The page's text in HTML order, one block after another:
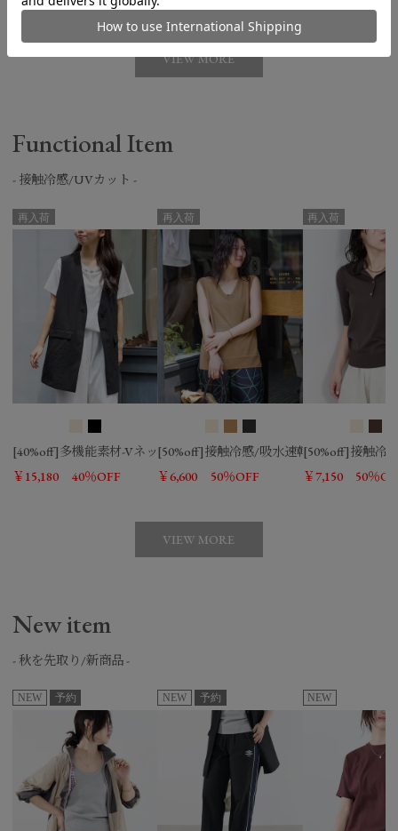
VIEW MORE
Functional Item
- 接触冷感/UVカット -
再入荷
[40%off]多機能素材-Vネックロングジレ
￥15,180
40％OFF
再入荷
[50%off]接触冷感/吸水速乾-シアーVネッ
￥6,600
50％OFF
再入荷
[50%off]接触冷
￥7,150
50％
VIEW MORE
New item
- 秋を先取り/新商品 -
NEW 予約 NEW 予約 NEW